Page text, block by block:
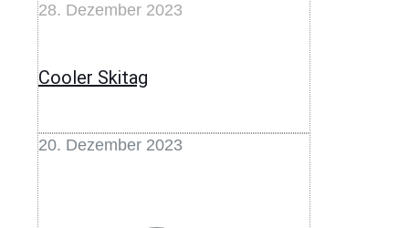
28. Dezember 2023
Cooler Skitag
20. Dezember 2023